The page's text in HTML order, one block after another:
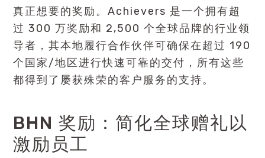
真正想要的奖励。Achievers 是一个拥有超
过 300 万奖励和 2,500 个全球品牌的行业领
导者，其本地履行合作伙伴可确保在超过 190
个国家/地区进行快速可靠的交付，所有这些
都得到了屡获殊荣的客户服务的支持。
BHN 奖励：简化全球赠礼以
激励员工